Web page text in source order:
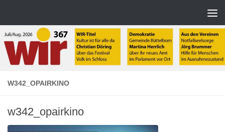
W342_OPAIRKINO
w342_opairkino